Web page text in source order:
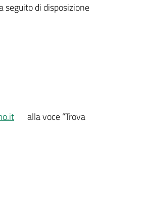
seguito di disposizione
alla voce “Trova